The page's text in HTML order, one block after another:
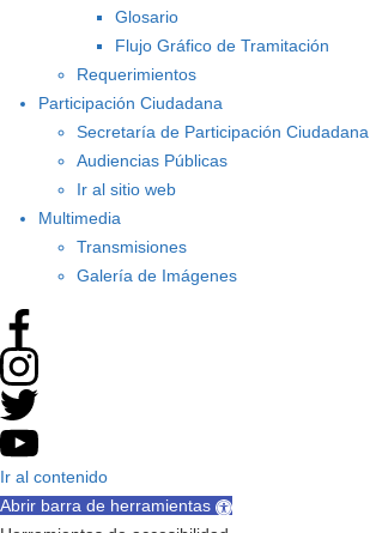
Glosario
Flujo Gráfico de Tramitación
Requerimientos
Participación Ciudadana
Secretaría de Participación Ciudadana
Audiencias Públicas
Ir al sitio web
Multimedia
Transmisiones
Galería de Imágenes
Ir al contenido
Abrir barra de herramientas